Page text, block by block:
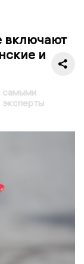
включают
и
самыми
эксперты